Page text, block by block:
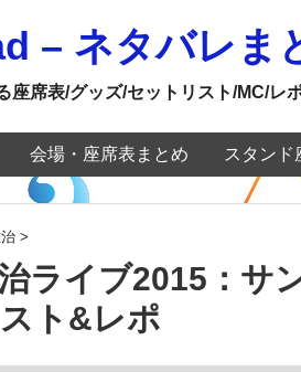
– ネタバレま
座席表/グッズ/セットリスト/MC/レ
会場・座席表まとめ スタンド
>
ライブ2015：サ
ト&レポ